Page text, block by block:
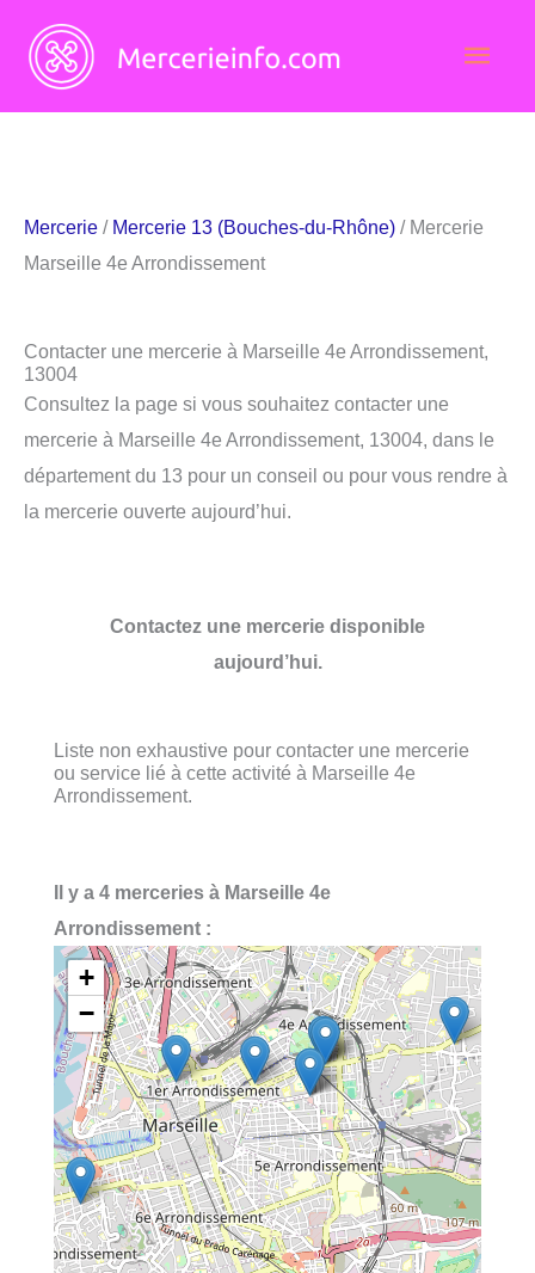
contenu
Mercerie / Mercerie 13 (Bouches-du-Rhône) / Mercerie
Marseille 4e Arrondissement
Contacter une mercerie à Marseille 4e Arrondissement,
13004
Consultez la page si vous souhaitez contacter une
mercerie à Marseille 4e Arrondissement, 13004, dans le
département du 13 pour un conseil ou pour vous rendre à
la mercerie ouverte aujourd’hui.
Contactez une mercerie disponible
aujourd’hui.
Liste non exhaustive pour contacter une mercerie
ou service lié à cette activité à Marseille 4e
Arrondissement.
Il y a 4 merceries à Marseille 4e
Arrondissement :
+
−